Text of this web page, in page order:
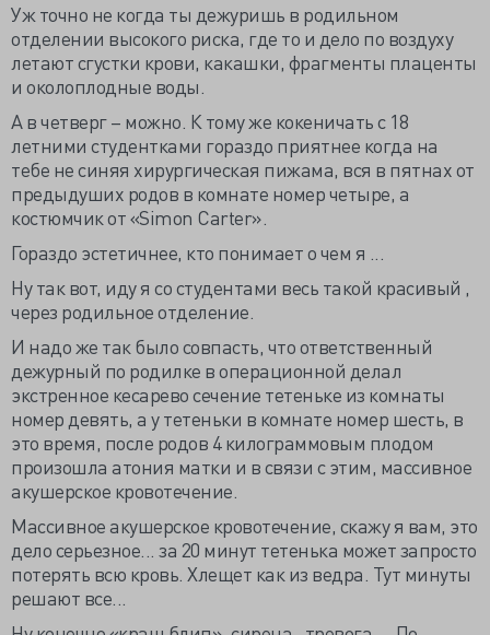
Уж точно не когда ты дежуришь в родильном
отделении высокого риска, где то и дело по воздуху
летают сгустки крови, какашки, фрагменты плаценты
и околоплодные воды.
А в четверг – можно. К тому же кокеничать с 18
летними студентками гораздо приятнее когда на
тебе не синяя хирургическая пижама, вся в пятнах от
предыдуших родов в комнате номер четыре, а
костюмчик от «Simon Carter».
Гораздо эстетичнее, кто понимает о чем я ...
Ну так вот, иду я со студентами весь такой красивый ,
через родильное отделение.
И надо же так было совпасть, что ответственный
дежурный по родилке в операционной делал
экстренное кесарево сечение тетеньке из комнаты
номер девять, а у тетеньки в комнате номер шесть, в
это время, после родов 4 килограммовым плодом
произошла атония матки и в связи с этим, массивное
акушерское кровотечение.
Массивное акушерское кровотечение, скажу я вам, это
дело серьезное... за 20 минут тетенька может запросто
потерять всю кровь. Хлещет как из ведра. Тут минуты
решают все...